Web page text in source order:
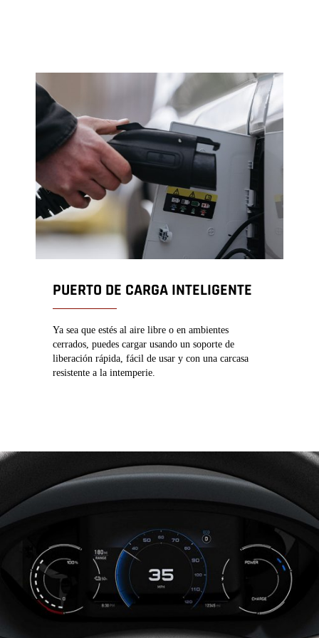
PUERTO DE CARGA INTELIGENTE
Ya sea que estés al aire libre o en ambientes
cerrados, puedes cargar usando un soporte de
liberación rápida, fácil de usar y con una carcasa
resistente a la intemperie.